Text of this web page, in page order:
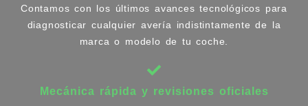
Contamos con los últimos avances tecnológicos para
diagnosticar cualquier avería indistintamente de la
marca o modelo de tu coche.
Mecánica rápida y revisiones oficiales